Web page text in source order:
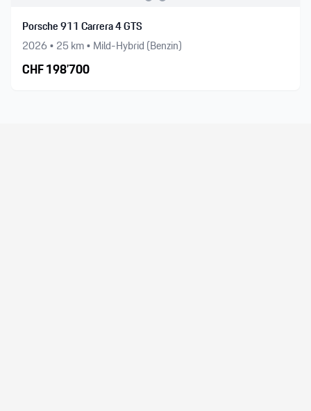
Porsche 911 Carrera 4 GTS
2026• 25km • Mild-Hybrid (Benzin)
CHF198’700